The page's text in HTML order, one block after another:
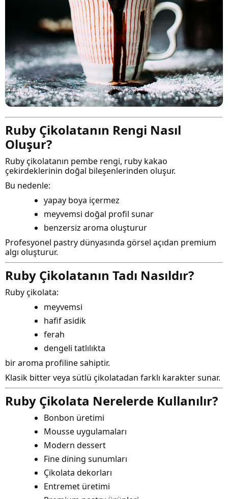
Ruby Çikolatanın Rengi Nasıl
Oluşur?
Ruby çikolatanın pembe rengi, ruby kakao
çekirdeklerinin doğal bileşenlerinden oluşur.
Bu nedenle:
yapay boya içermez
meyvemsi doğal profil sunar
benzersiz aroma oluşturur
Profesyonel pastry dünyasında görsel açıdan premium
algı oluşturur.
Ruby Çikolatanın Tadı Nasıldır?
Ruby çikolata:
meyvemsi
hafif asidik
ferah
dengeli tatlılıkta
bir aroma profiline sahiptir.
Klasik bitter veya sütlü çikolatadan farklı karakter sunar.
Ruby Çikolata Nerelerde Kullanılır?
Bonbon üretimi
Mousse uygulamaları
Modern dessert
Fine dining sunumları
Çikolata dekorları
Entremet üretimi